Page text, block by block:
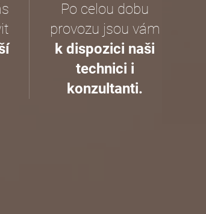
Po celou dobu
provozu jsou vám
k dispozici naši
technici i
konzultanti.